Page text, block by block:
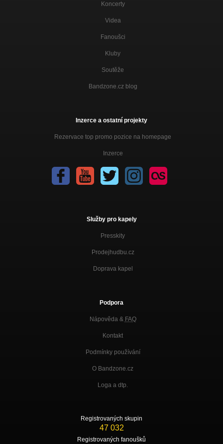
Koncerty
Videa
Fanoušci
Kluby
Soutěže
Bandzone.cz blog
Inzerce a ostatní projekty
Rezervace top promo pozice na homepage
Inzerce
Služby pro kapely
Presskity
Prodejhudbu.cz
Doprava kapel
Podpora
Nápověda & FAQ
Kontakt
Podmínky používání
O Bandzone.cz
Loga a dtp.
Registrovaných skupin
47 032
Registrovaných fanoušků